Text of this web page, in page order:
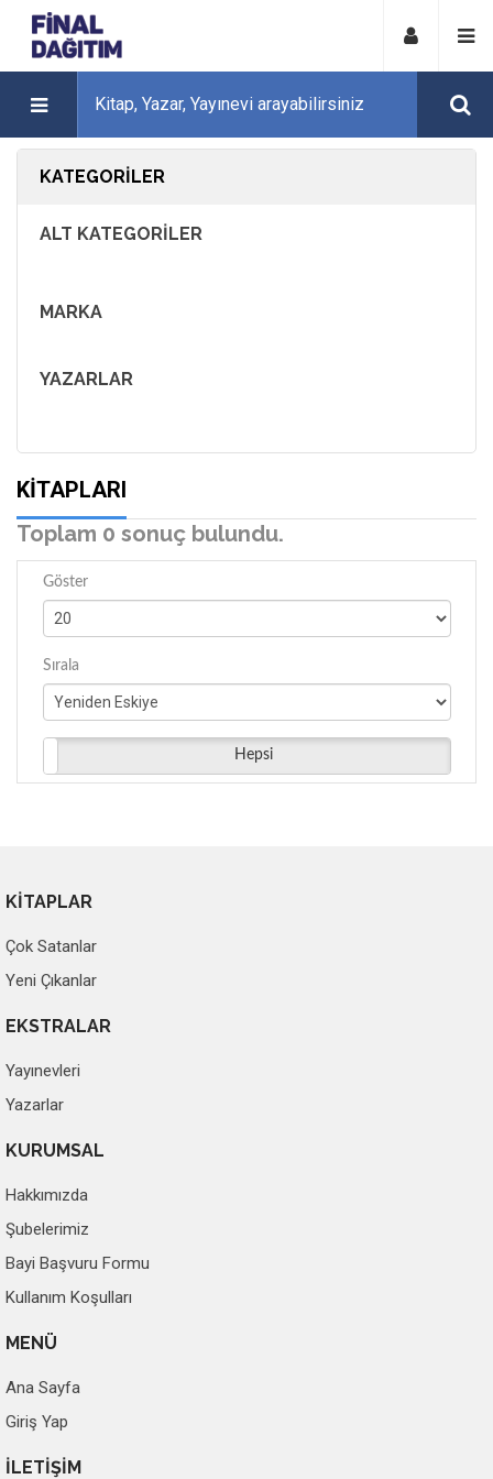
KATEGORILER
ALT KATEGORILER
MARKA
YAZARLAR
KITAPLARI
Toplam 0 sonuç bulundu.
Göster
Sırala
Hepsi
KİTAPLAR
Çok Satanlar
Yeni Çıkanlar
EKSTRALAR
Yayınevleri
Yazarlar
KURUMSAL
Hakkımızda
Şubelerimiz
Bayi Başvuru Formu
Kullanım Koşulları
MENÜ
Ana Sayfa
Giriş Yap
İLETİŞİM